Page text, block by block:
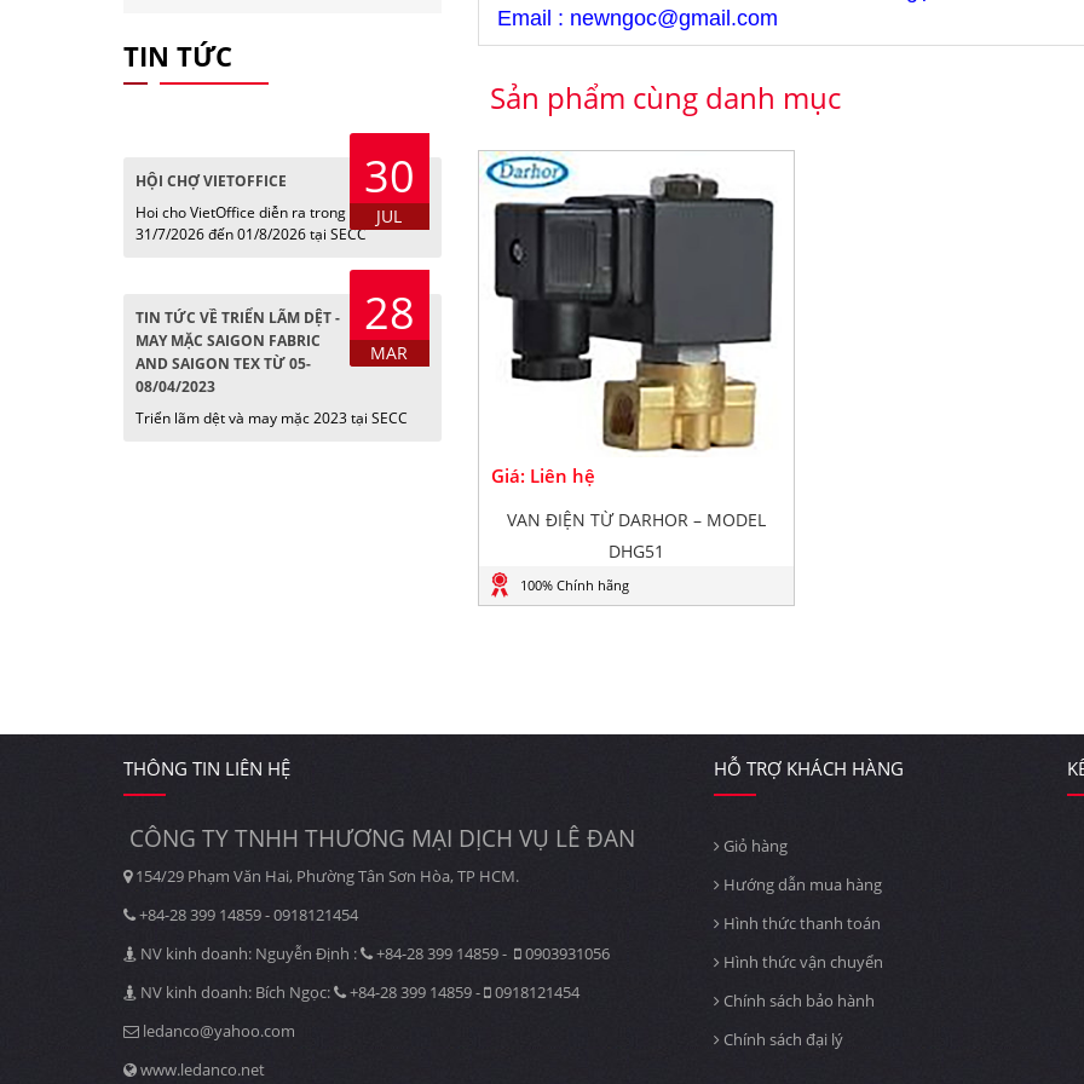
Email : newngoc@gmail.com
Sản phẩm cùng danh mục
Giá: Liên hệ
VAN ĐIỆN TỪ DARHOR – MODEL
DHG51
100% Chính hãng
TIN TỨC
30
JUL
HỘI CHỢ VIETOFFICE
Hoi cho VietOffice diễn ra trong các ngày
31/7/2026 đến 01/8/2026 tại SECC
28
MAR
TIN TỨC VỀ TRIỂN LÃM DỆT -
MAY MẶC SAIGON FABRIC
AND SAIGON TEX TỪ 05-
08/04/2023
Triển lãm dệt và may mặc 2023 tại SECC
THÔNG TIN LIÊN HỆ
CÔNG TY TNHH THƯƠNG MẠI DỊCH VỤ LÊ ĐAN
154/29 Phạm Văn Hai, Phường Tân Sơn Hòa, TP HCM.
+84-28 399 14859 - 0918121454
NV kinh doanh: Nguyễn Định :
+84-28 399 14859 -
0903931056
NV kinh doanh: Bích Ngọc:
+84-28 399 14859 -
0918121454
ledanco@yahoo.com
www.ledanco.net
HỖ TRỢ KHÁCH HÀNG
Giỏ hàng
Hướng dẫn mua hàng
Hình thức thanh toán
Hình thức vận chuyển
Chính sách bảo hành
Chính sách đại lý